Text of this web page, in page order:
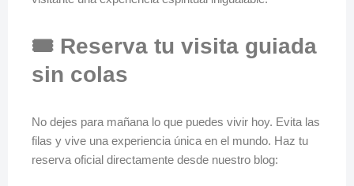
🎟️ Reserva tu visita guiada
sin colas
No dejes para mañana lo que puedes vivir hoy. Evita las
filas y vive una experiencia única en el mundo. Haz tu
reserva oficial directamente desde nuestro blog: